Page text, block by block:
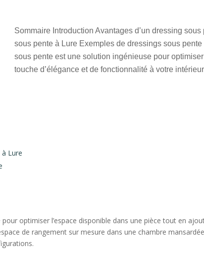
Sommaire Introduction Avantages d’un dressing
sous pente à Lure Exemples de dressings sous
sous pente est une solution ingénieuse pour
touche d’élégance et de fonctionnalité à votre
Lure
optimiser l’espace disponible dans une pièce tout en
de rangement sur mesure dans une chambre